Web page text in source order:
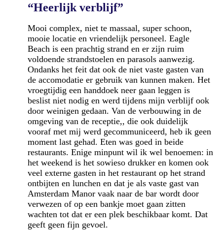
“Heerlijk verblijf”
Mooi complex, niet te massaal, super schoon,
mooie locatie en vriendelijk personeel. Eagle
Beach is een prachtig strand en er zijn ruim
voldoende strandstoelen en parasols aanwezig.
Ondanks het feit dat ook de niet vaste gasten van
de accomodatie er gebruik van kunnen maken. Het
vroegtijdig een handdoek neer gaan leggen is
beslist niet nodig en werd tijdens mijn verblijf ook
door weinigen gedaan. Van de verbouwing in de
omgeving van de receptie,, die ook duidelijk
vooraf met mij werd gecommuniceerd, heb ik geen
moment last gehad. Eten was goed in beide
restaurants. Enige minpunt wil ik wel benoemen: in
het weekend is het sowieso drukker en komen ook
veel externe gasten in het restaurant op het strand
ontbijten en lunchen en dat je als vaste gast van
Amsterdam Manor vaak naar de bar wordt door
verwezen of op een bankje moet gaan zitten
wachten tot dat er een plek beschikbaar komt. Dat
geeft geen fijn gevoel.